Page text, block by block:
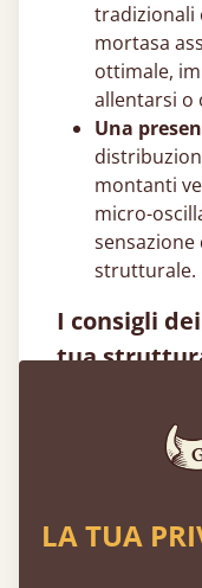
tradizionali
mortasa
ottimale,
allentarsi o
Una
montanti
micro-
strutturale.
I consigli
tua
Verifica
scegliere
introduce
verticale.
la
travi a
con soffitti
LA TUA